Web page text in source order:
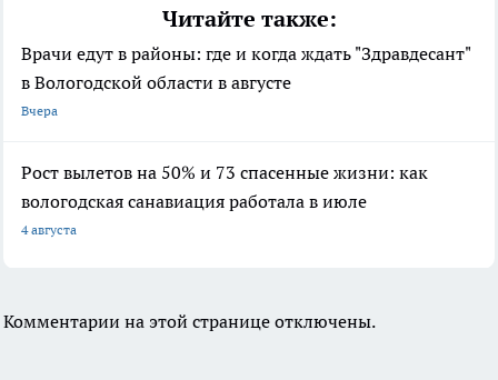
Читайте также:
Врачи едут в районы: где и когда ждать "Здравдесант"
в Вологодской области в августе
Вчера
Рост вылетов на 50% и 73 спасенные жизни: как
вологодская санавиация работала в июле
4 августа
Комментарии на этой странице отключены.